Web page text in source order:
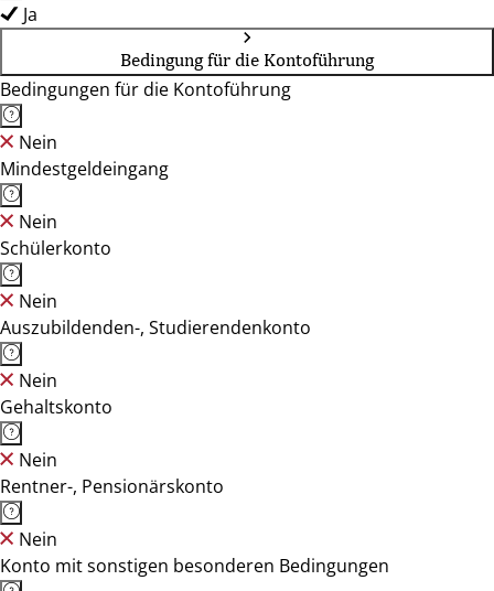
Ja
Bedingung für die Kontoführung
Bedingungen für die Kontoführung
Nein
Mindestgeldeingang
Nein
Schülerkonto
Nein
Auszubildenden-, Studierendenkonto
Nein
Gehaltskonto
Nein
Rentner-, Pensionärskonto
Nein
Konto mit sonstigen besonderen Bedingungen